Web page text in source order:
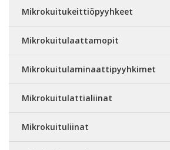
Mikrokuitukeittiöpyyhkeet
Mikrokuitulaattamopit
Mikrokuitulaminaattipyyhkimet
Mikrokuitulattialiinat
Mikrokuituliinat